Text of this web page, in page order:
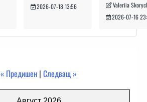
2026-07-18 13:56
Valeriia
2026-07-16
« Предишен |Следващ »